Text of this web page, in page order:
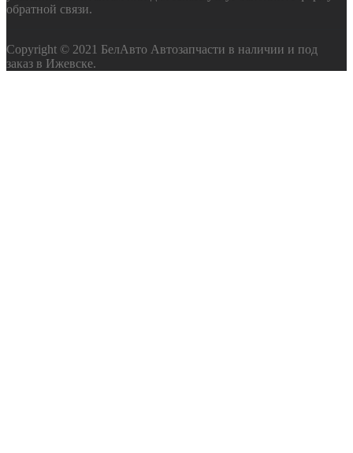
обратной связи.
Copyright © 2021 БелАвто Автозапчасти в наличии и под
заказ в Ижевске.